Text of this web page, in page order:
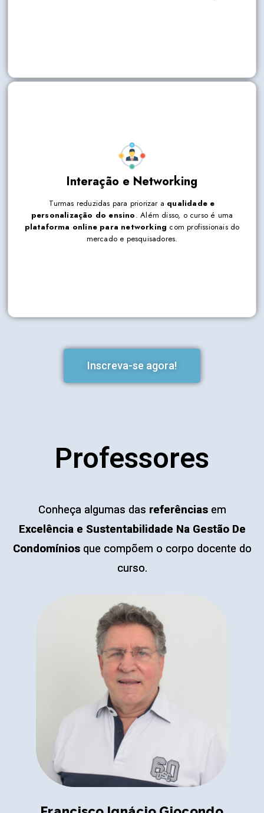
Interação e Networking
Turmas reduzidas para priorizar a qualidade e
personalização do ensino. Além disso, o curso é uma
plataforma online para networking com profissionais do
mercado e pesquisadores.
Turmas reduzidas para priorizar aqualidade e
personalização do ensino
. Além disso, o curso é uma
plataforma online para networkingcom profissionais do
mercado e pesquisadores.
Inscreva-se agora!
Professores
Conheça algumas das referênciasem
Excelência e Sustentabilidade Na Gestão De
Condomíniosque compõem o corpo docente do
curso.